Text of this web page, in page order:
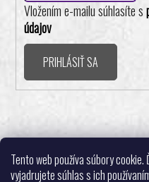
Tento web používa súbory
vyjadrujete súhlas s ich
Vložením e-mailu súhlasíte s
údajov
PRIHLÁSIŤ SA
Realizovalo